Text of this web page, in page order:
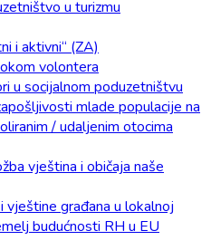
u turizmu
i aktivni“ (ZA)
volontera
u socijalnom poduzetništvu
mlade populacije na
/ udaljenim otocima
vještina i običaja naše
vještine građana u lokalnoj
budućnosti RH u EU